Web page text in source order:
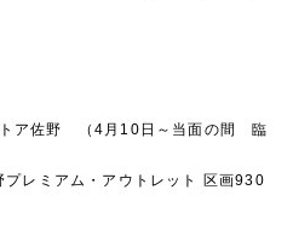
トア佐野 （4月10日～当面の間 臨
レミアム・アウトレット 区画930